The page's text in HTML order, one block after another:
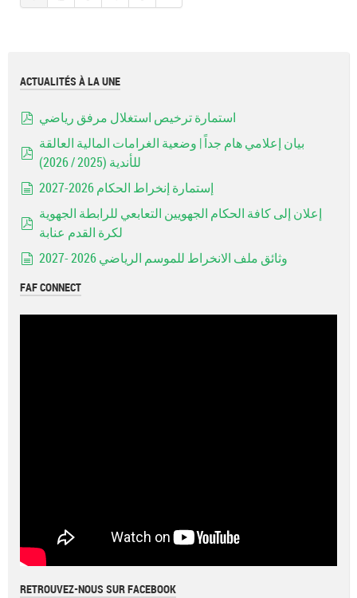
ACTUALITÉS À LA UNE
استمارة ترخيص استغلال مرفق رياضي
pdf
بيان إعلامي هام جداً | وضعية الغرامات المالية العالقة
للأندية (2025 / 2026)
إستمارة إنخراط الحكام 2026-2027
pdf
إعلان إلى كافة الحكام الجهويين التعابعي للرابطة الجهوية
لكرة القدم عنابة
وثائق ملف الانخراط للموسم الرياضي 2026 -2027
FAF CONNECT
RETROUVEZ-NOUS SUR FACEBOOK